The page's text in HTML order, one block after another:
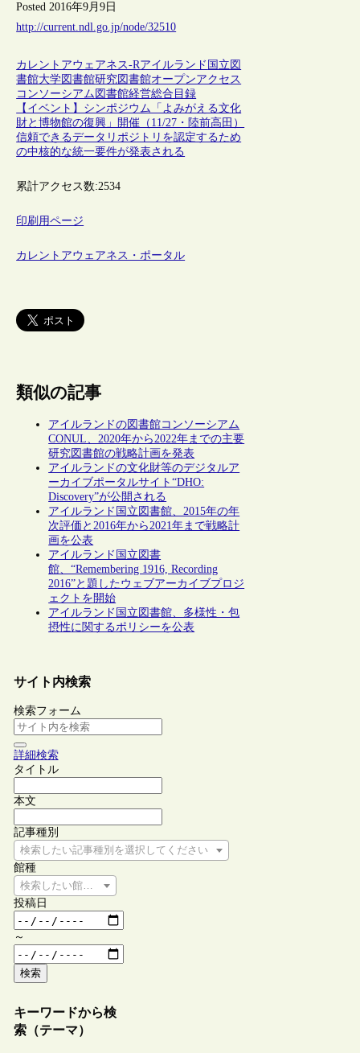
Posted 2016年9月9日
http://current.ndl.go.jp/node/32510
カレントアウェアネス-Rアイルランド 国立図
書館大学図書館研究図書館オープンアクセス
コンソーシアム図書館経営総合目録
【イベント】シンポジウム「よみがえる文化
財と博物館の復興」開催（11/27・陸前高田）
信頼できるデータリポジトリを認定するため
の中核的な統一要件が発表される
累計アクセス数:2534
印刷用ページ
カレントアウェアネス・ポータル
類似の記事
アイルランドの図書館コンソーシアム
CONUL、2020年から2022年までの主要
研究図書館の戦略計画を発表
アイルランドの文化財等のデジタルア
ーカイブポータルサイト“DHO:
Discovery”が公開される
アイルランド国立図書館、2015年の年
次評価と2016年から2021年まで戦略計
画を公表
アイルランド国立図書
館、“Remembering 1916, Recording
2016”と題したウェブアーカイブプロジ
ェクトを開始
アイルランド国立図書館、多様性・包
摂性に関するポリシーを公表
サイト内検索
検索フォーム
詳細検索
タイトル
本文
記事種別
検索したい記事種別を選択してください
館種
検索したい館種を選択してください
投稿日
～
検索
キーワードから検
索（テーマ）